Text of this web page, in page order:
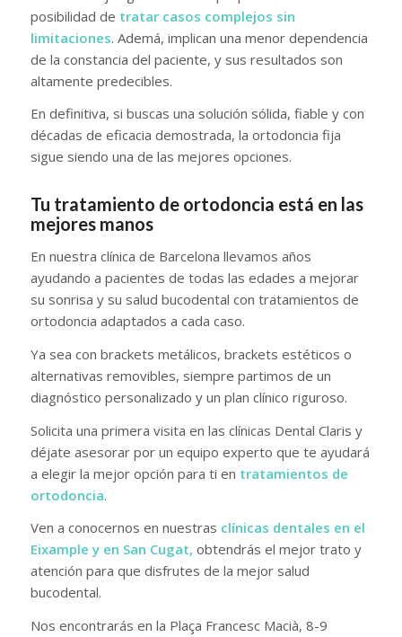
posibilidad de tratar casos complejos sin
limitaciones. Ademá, implican una menor dependencia
de la constancia del paciente, y sus resultados son
altamente predecibles.
En definitiva, si buscas una solución sólida, fiable y con
décadas de eficacia demostrada, la ortodoncia fija
sigue siendo una de las mejores opciones.
Tu tratamiento de ortodoncia está en las
mejores manos
En nuestra clínica de Barcelona llevamos años
ayudando a pacientes de todas las edades a mejorar
su sonrisa y su salud bucodental con tratamientos de
ortodoncia adaptados a cada caso.
Ya sea con brackets metálicos, brackets estéticos o
alternativas removibles, siempre partimos de un
diagnóstico personalizado y un plan clínico riguroso.
Solicita una primera visita en las clínicas Dental Claris y
déjate asesorar por un equipo experto que te ayudará
a elegir la mejor opción para ti en tratamientos de
ortodoncia.
Ven a conocernos en nuestras clínicas dentales en el
Eixample y en San Cugat, obtendrás el mejor trato y
atención para que disfrutes de la mejor salud
bucodental.
Nos encontrarás en la Plaça Francesc Macià, 8-9